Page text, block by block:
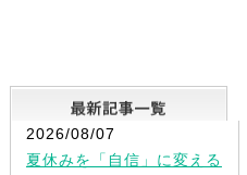
2026/08/07
夏休みを「自信」に変える